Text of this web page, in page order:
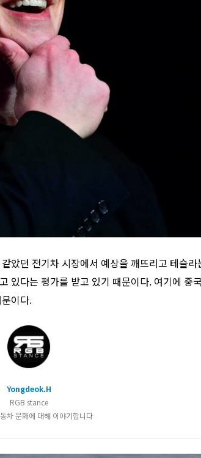
았던 전기차 시장에서 예상을 깨뜨리고 테슬
있다는 평가를 받고 있기 때문이다. 여기에 중
이다.
Yongdeok.H
RGB stance
차 문화에 대해 이야기합니다